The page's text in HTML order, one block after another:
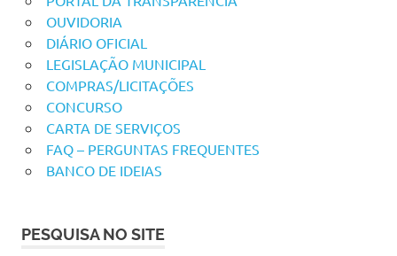
OUVIDORIA
DIÁRIO OFICIAL
LEGISLAÇÃO MUNICIPAL
COMPRAS/LICITAÇÕES
CONCURSO
CARTA DE SERVIÇOS
FAQ – PERGUNTAS FREQUENTES
BANCO DE IDEIAS
PESQUISA NO SITE